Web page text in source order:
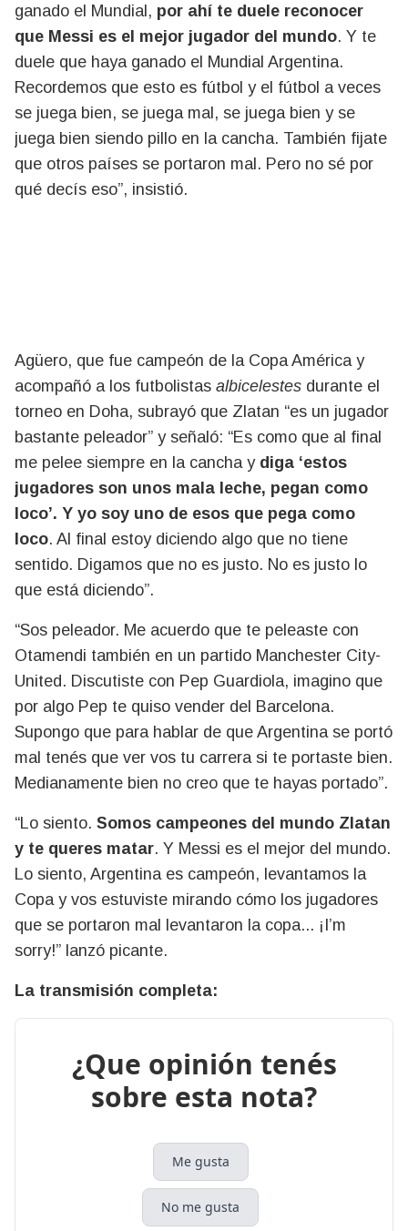
ganado el Mundial, por ahí te duele reconocer
que Messi es el mejor jugador del mundo. Y te
duele que haya ganado el Mundial Argentina.
Recordemos que esto es fútbol y el fútbol a veces
se juega bien, se juega mal, se juega bien y se
juega bien siendo pillo en la cancha. También fijate
que otros países se portaron mal. Pero no sé por
qué decís eso”, insistió.
Agüero, que fue campeón de la Copa América y
acompañó a los futbolistas albicelestes durante el
torneo en Doha, subrayó que Zlatan “es un jugador
bastante peleador” y señaló: “Es como que al final
me pelee siempre en la cancha y diga ‘estos
jugadores son unos mala leche, pegan como
loco’. Y yo soy uno de esos que pega como
loco. Al final estoy diciendo algo que no tiene
sentido. Digamos que no es justo. No es justo lo
que está diciendo”.
“Sos peleador. Me acuerdo que te peleaste con
Otamendi también en un partido Manchester City-
United. Discutiste con Pep Guardiola, imagino que
por algo Pep te quiso vender del Barcelona.
Supongo que para hablar de que Argentina se portó
mal tenés que ver vos tu carrera si te portaste bien.
Medianamente bien no creo que te hayas portado”.
“Lo siento. Somos campeones del mundo Zlatan
y te queres matar. Y Messi es el mejor del mundo.
Lo siento, Argentina es campeón, levantamos la
Copa y vos estuviste mirando cómo los jugadores
que se portaron mal levantaron la copa... ¡I’m
sorry!” lanzó picante.
La transmisión completa:
¿Que opinión tenés
sobre esta nota?
Me gusta
No me gusta